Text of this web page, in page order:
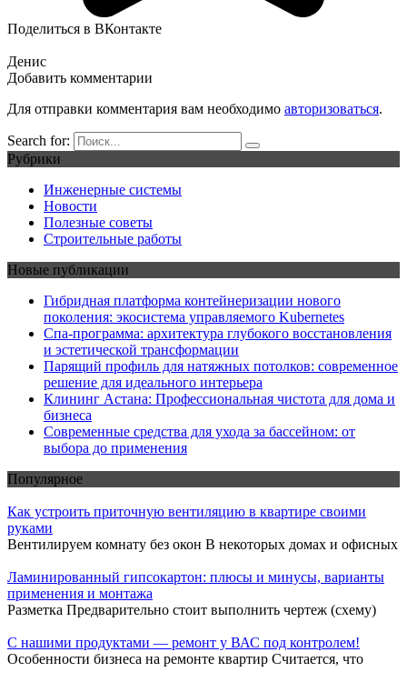
Поделиться в ВКонтакте
Денис
Добавить комментарии
Для отправки комментария вам необходимо авторизоваться.
Search for:
Рубрики
Инженерные системы
Новости
Полезные советы
Строительные работы
Новые публикации
Гибридная платформа контейнеризации нового
поколения: экосистема управляемого Kubernetes
Спа-программа: архитектура глубокого восстановления
и эстетической трансформации
Парящий профиль для натяжных потолков: современное
решение для идеального интерьера
Клининг Астана: Профессиональная чистота для дома и
бизнеса
Современные средства для ухода за бассейном: от
выбора до применения
Популярное
Как устроить приточную вентиляцию в квартире своими
руками
Вентилируем комнату без окон В некоторых домах и офисных
Ламинированный гипсокартон: плюсы и минусы, варианты
применения и монтажа
Разметка Предварительно стоит выполнить чертеж (схему)
С нашими продуктами — ремонт у ВАС под контролем!
Особенности бизнеса на ремонте квартир Считается, что